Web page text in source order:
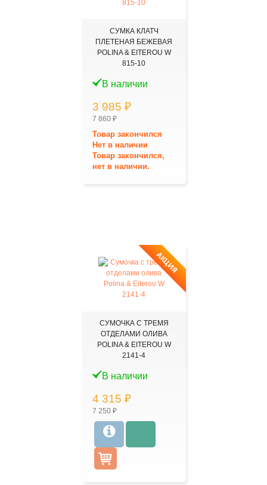
СУМКА КЛАТЧ
ПЛЕТЕНАЯ БЕЖЕВАЯ
POLINA & EITEROU W
815-10
В наличии
3 985 ₽
7 860 ₽
Товар закончился
Нет в наличии
Товар закончился,
нет в наличии.
АКЦИЯ
СУМОЧКА С ТРЕМЯ
ОТДЕЛАМИ ОЛИВА
POLINA & EITEROU W
2141-4
В наличии
4 315 ₽
7 250 ₽